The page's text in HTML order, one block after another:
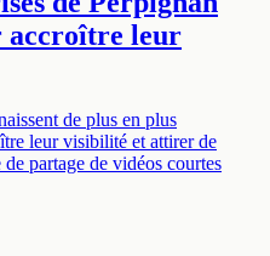
accroître leur
de plus en plus
leur visibilité et attirer de
partage de vidéos courtes